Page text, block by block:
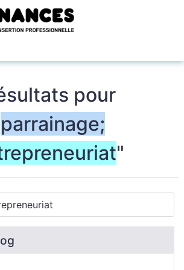
pour
parrainage;
"